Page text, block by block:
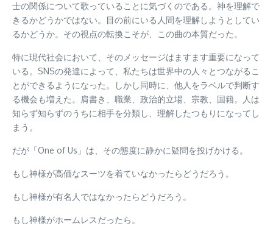
士の関係について歌っていることに気づくのである。神を理解で
きるかどうかではない。目の前にいる人間を理解しようとしてい
るかどうか。その視点の転換こそが、この曲の本質だった。
特に現代社会において、そのメッセージはますます重要になって
いる。SNSの発達によって、私たちは世界中の人々とつながるこ
とができるようになった。しかし同時に、他人をラベルで判断す
る機会も増えた。肩書き、職業、政治的立場、宗教、国籍。人は
知らず知らずのうちに相手を分類し、理解したつもりになってし
まう。
だが「One of Us」は、その態度に静かに疑問を投げかける。
もし神様が高価なスーツを着ていなかったらどうだろう。
もし神様が有名人ではなかったらどうだろう。
もし神様がホームレスだったら。